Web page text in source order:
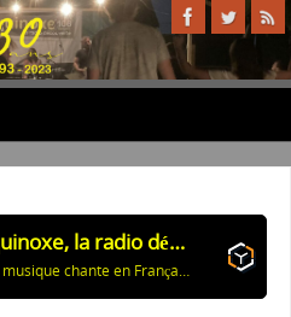
Equinoxe, la radio découverte
Ma musique chante en Français: 03/01/2022